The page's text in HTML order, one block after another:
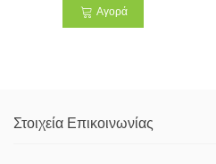
Αγορά
Στοιχεία Επικοινωνίας